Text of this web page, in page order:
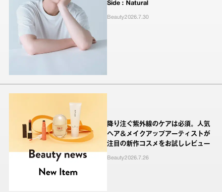
Side : Natural
Beauty2026.7.30
降り注ぐ紫外線のケアは必須。人気
ヘア＆メイクアップアーティストが
注目の新作コスメをお試しレビュー
Beauty2026.7.26